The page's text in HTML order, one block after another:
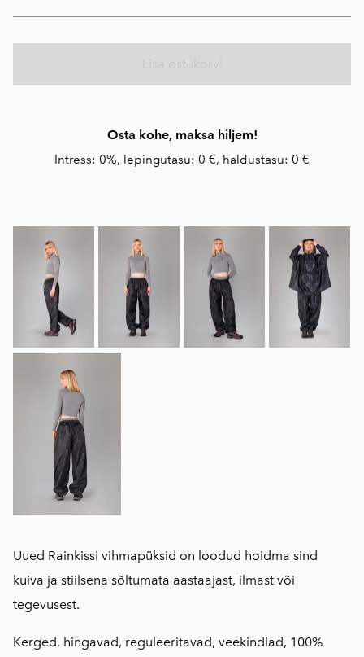
Osta kohe, maksa hiljem!
Intress: 0%, lepingutasu: 0 €, haldustasu: 0 €
Uued Rainkissi vihmapüksid on loodud hoidma sind
kuiva ja stiilsena sõltumata aastaajast, ilmast või
tegevusest.
Kerged, hingavad, reguleeritavad, veekindlad, 100%